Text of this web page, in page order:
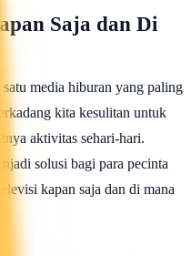
Saja dan Di
media hiburan yang paling
kita kesulitan untuk
aktivitas sehari-hari.
solusi bagi para pecinta
kapan saja dan di mana